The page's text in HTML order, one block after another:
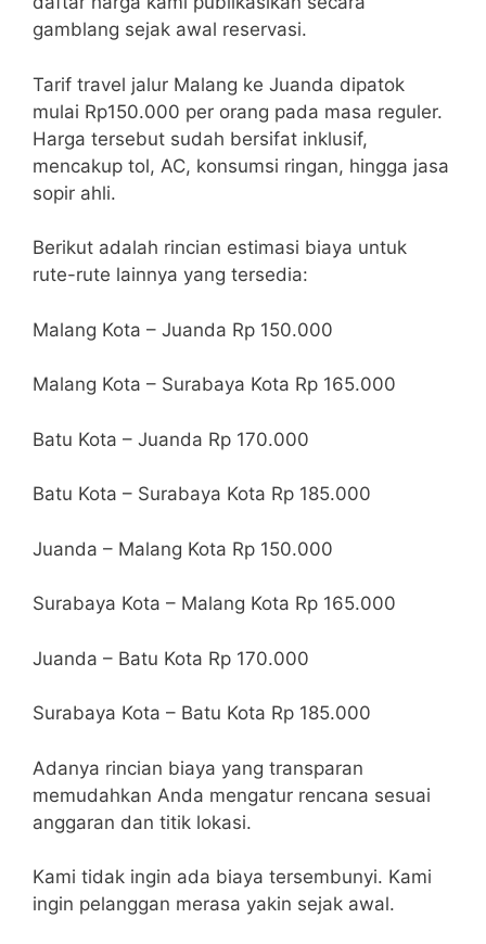
gamblang sejak awal reservasi.
Tarif travel jalur Malang ke Juanda dipatok
mulai Rp150.000 per orang pada masa reguler.
Harga tersebut sudah bersifat inklusif,
mencakup tol, AC, konsumsi ringan, hingga jasa
sopir ahli.
Berikut adalah rincian estimasi biaya untuk
rute-rute lainnya yang tersedia:
Malang Kota – Juanda Rp 150.000
Malang Kota – Surabaya Kota Rp 165.000
Batu Kota – Juanda Rp 170.000
Batu Kota – Surabaya Kota Rp 185.000
Juanda – Malang Kota Rp 150.000
Surabaya Kota – Malang Kota Rp 165.000
Juanda – Batu Kota Rp 170.000
Surabaya Kota – Batu Kota Rp 185.000
Adanya rincian biaya yang transparan
memudahkan Anda mengatur rencana sesuai
anggaran dan titik lokasi.
Kami tidak ingin ada biaya tersembunyi. Kami
ingin pelanggan merasa yakin sejak awal.